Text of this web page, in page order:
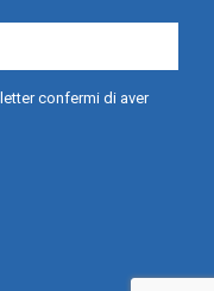
confermi di aver